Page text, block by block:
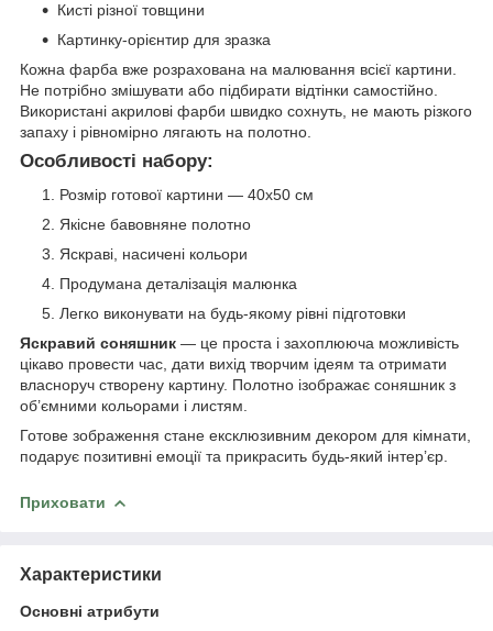
Кисті різної товщини
Картинку-орієнтир для зразка
Кожна фарба вже розрахована на малювання всієї картини.
Не потрібно змішувати або підбирати відтінки самостійно.
Використані акрилові фарби швидко сохнуть, не мають різкого
запаху і рівномірно лягають на полотно.
Особливості набору:
Розмір готової картини — 40х50 см
Якісне бавовняне полотно
Яскраві, насичені кольори
Продумана деталізація малюнка
Легко виконувати на будь-якому рівні підготовки
Яскравий соняшник — це проста і захоплююча можливість
цікаво провести час, дати вихід творчим ідеям та отримати
власноруч створену картину. Полотно ізображає соняшник з
об’ємними кольорами і листям.
Готове зображення стане ексклюзивним декором для кімнати,
подарує позитивні емоції та прикрасить будь-який інтер’єр.
Приховати
Характеристики
Основні атрибути